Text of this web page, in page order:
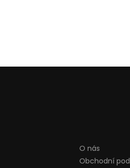
O nás
Obchodní